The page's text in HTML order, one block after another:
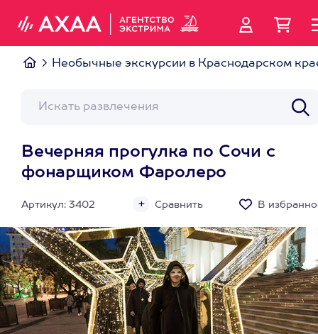
Необычные экскурсии в Краснодарском
Вечерняя прогулка по Сочи с
фонарщиком Фаролеро
Артикул: 3402 Сравнить В